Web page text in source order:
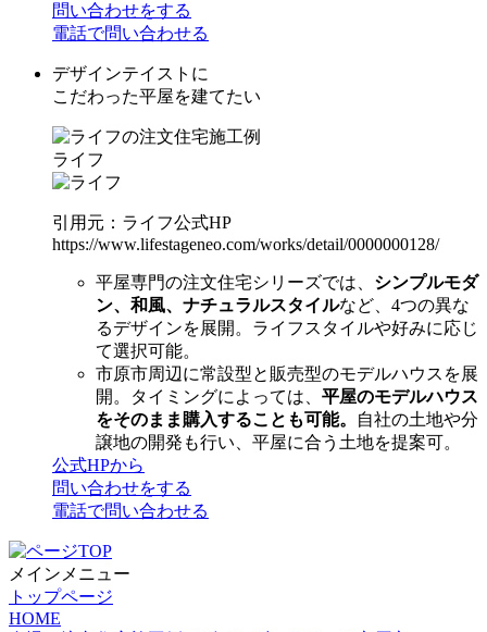
問い合わせをする
電話で問い合わせる
デザインテイストに
こだわった平屋を建てたい
ライフ
引用元：ライフ公式HP
https://www.lifestageneo.com/works/detail/0000000128/
平屋専門の注文住宅シリーズでは、 シンプルモダ
ン、和風、ナチュラルスタイルなど、4つの異な
るデザインを展開。ライフスタイルや好みに応じ
て選択可能。
市原市周辺に常設型と販売型のモデルハウスを展
開。タイミングによっては、 平屋のモデルハウス
をそのまま購入することも可能。
自社の土地や分
譲地の開発も行い、平屋に合う土地を提案可。
公式HPから
問い合わせをする
電話で問い合わせる
メインメニュー
トップページ
HOME